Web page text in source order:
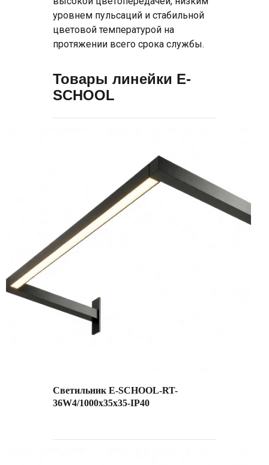
уровнем пульсаций и стабильной
цветовой температурой на
протяжении всего срока службы.
Товары линейки E-
SCHOOL
Светильник E-SCHOOL-RT-
36W4/1000х35х35-IP40